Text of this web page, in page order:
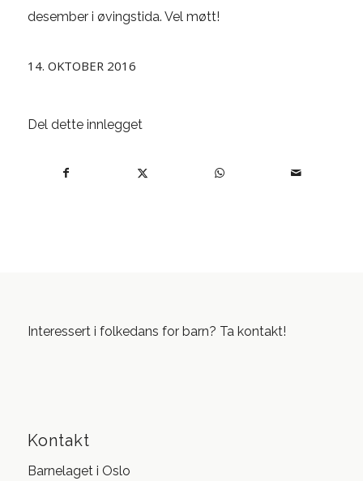
desember i øvingstida. Vel møtt!
14. OKTOBER 2016
Del dette innlegget
Interessert i folkedans for barn? Ta kontakt!
Kontakt
Barnelaget i Oslo